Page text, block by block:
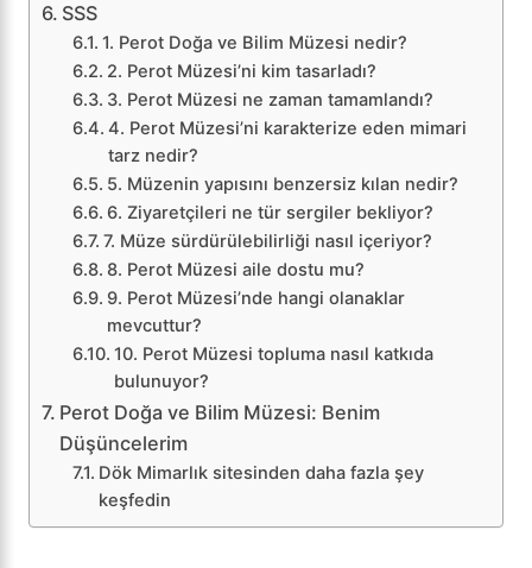
SSS
1. Perot Doğa ve Bilim Müzesi nedir?
2. Perot Müzesi’ni kim tasarladı?
3. Perot Müzesi ne zaman tamamlandı?
4. Perot Müzesi’ni karakterize eden mimari
tarz nedir?
5. Müzenin yapısını benzersiz kılan nedir?
6. Ziyaretçileri ne tür sergiler bekliyor?
7. Müze sürdürülebilirliği nasıl içeriyor?
8. Perot Müzesi aile dostu mu?
9. Perot Müzesi’nde hangi olanaklar
mevcuttur?
10. Perot Müzesi topluma nasıl katkıda
bulunuyor?
Perot Doğa ve Bilim Müzesi: Benim
Düşüncelerim
Dök Mimarlık sitesinden daha fazla şey
keşfedin